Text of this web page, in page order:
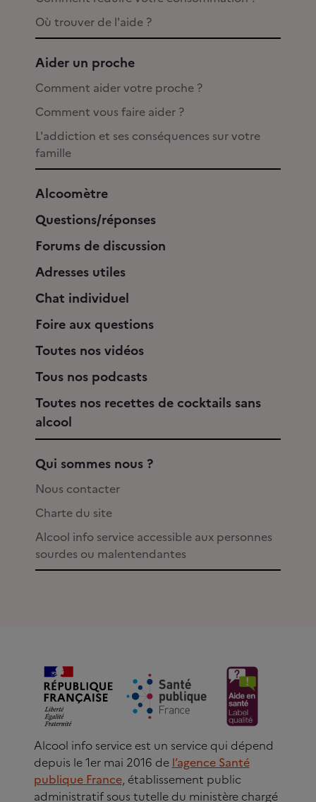
Où trouver de l'aide ?
Aider un proche
Comment aider votre proche ?
Comment vous faire aider ?
L'addiction et ses conséquences sur votre
famille
Alcoomètre
Questions/réponses
Forums de discussion
Adresses utiles
Chat individuel
Foire aux questions
Toutes nos vidéos
Tous nos podcasts
Toutes nos recettes de cocktails sans
alcool
Qui sommes nous ?
Nous contacter
Charte du site
Alcool info service accessible aux personnes
sourdes ou malentendantes
Alcool info service est un service qui dépend
depuis le 1er mai 2016 de l’agence Santé
publique France, établissement public
administratif sous tutelle du ministère chargé